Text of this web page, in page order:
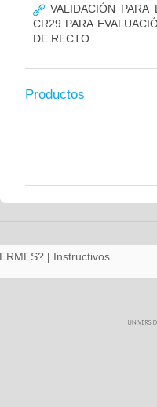
VALIDACIÓN
CR29 PARA
DE RECTO
Productos
| Instructivos